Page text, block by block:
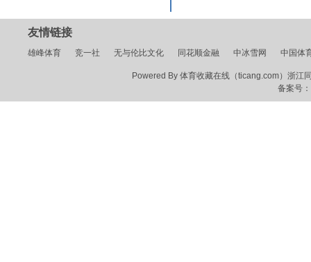
友情链接
雄峰体育 竞一社 无与伦比文化 同花顺金融 中冰雪网 中国体
Powered By 体育收藏在线（ticang.com）浙江
备案号：